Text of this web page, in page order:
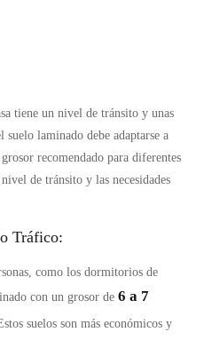
tiene un nivel de tránsito y unas
suelo laminado debe adaptarse a
recomendado para diferentes
de tránsito y las necesidades
Tráfico:
como los dormitorios de
con un grosor de 6 a 7
suelos son más económicos y